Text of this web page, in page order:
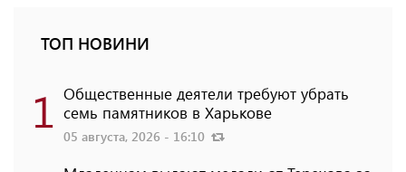
ТОП НОВИНИ
1 Общественные деятели требуют убрать
семь памятников в Харькове
05 августа, 2026 - 16:10